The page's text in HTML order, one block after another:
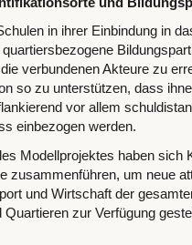
in ihrer Einbindung in
verbundenen Akteure zu
so zu unterstützen, dass
vor allem
einbezogen werden.
Modellprojektes haben sich
zusammenführen, um neue
und Wirtschaft der
zur Verfügung